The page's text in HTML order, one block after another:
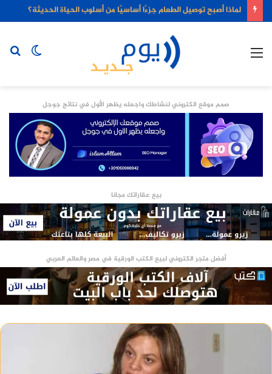
لماذا أصبح توصيل الطعام جزءًا أساسيًا من أسلوب الحياة الحديثة؟
الوضع
صمم موقع الكتروني لنشاطك واجعله يظهر الأول في نتائج جوجل
بيع عقاراتك مجانا
أفضل متجر الكتروني لبيع الكتب الورقية في مصر والعالم العربي